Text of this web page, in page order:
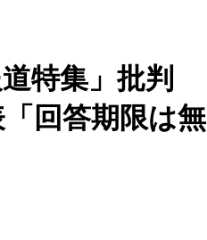
特集」批判
回答期限は無